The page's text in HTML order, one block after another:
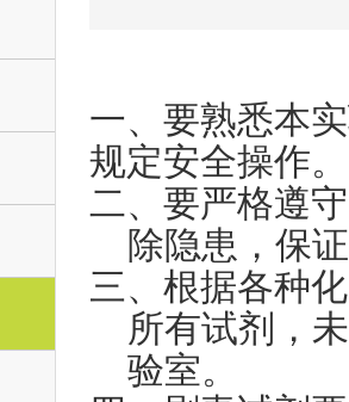
一、要熟悉本
规定安全操作。
二、要严格遵
除隐患，保
三、根据各种
所有试剂，
验室。